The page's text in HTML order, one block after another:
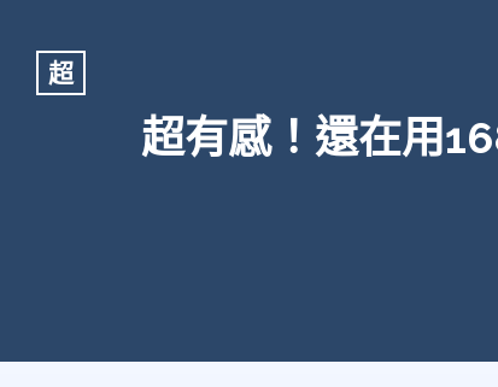
超
超有感！還在用